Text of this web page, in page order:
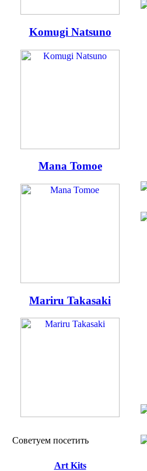
Komugi Natsuno
Mana Tomoe
Mariru Takasaki
Советуем посетить
Art Kits